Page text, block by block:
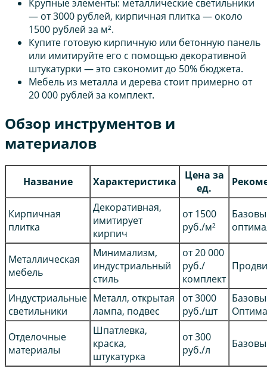
Крупные элементы: металлические светильники
— от 3000 рублей, кирпичная плитка — около
1500 рублей за м².
Купите готовую кирпичную или бетонную панель
или имитируйте его с помощью декоративной
штукатурки — это сэкономит до 50% бюджета.
Мебель из металла и дерева стоит примерно от
20 000 рублей за комплект.
Обзор инструментов и
материалов
Название Характеристика
Цена за
ед.
Кирпичная
плитка
Декоративная,
имитирует
кирпич
от 1500
руб./м²
Металлическая
мебель
Минимализм,
индустриальный
стиль
от 20 000
руб./
комплект
Индустриальные
светильники
Металл, открытая
лампа, подвес
от 3000
руб./шт
Отделочные
материалы
Шпатлевка,
краска,
штукатурка
от 300
руб./л